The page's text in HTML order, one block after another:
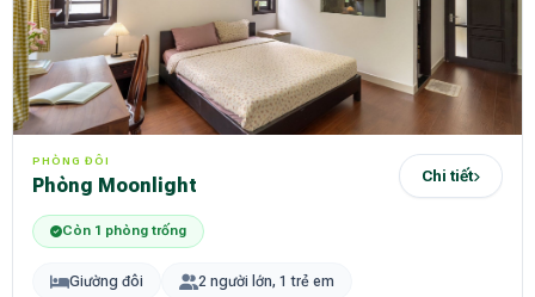
PHÒNG ĐÔI
Phòng Moonlight Chi tiết
Còn 1 phòng trống
Giường đôi 2 người lớn, 1 trẻ em